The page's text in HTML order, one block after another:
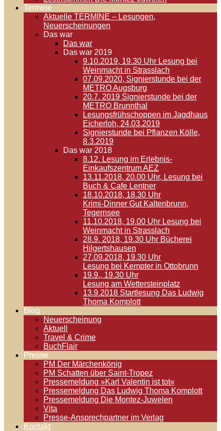
Termine
Aktuelle TERMINE – Lesungen,
Neuerscheinungen
Das war
Das war
Das war 2019
9.10.2019, 19.30 Uhr Lesung bei
Weinmacht in Strasslach
07.09.2020, Signierstunde bei der
METRO Augsburg
20.7. 2019 Signierstunde bei der
METRO Brunnthal
Lesungsfrühschoppen im Jagdhaus
Eicherloh, 24.03.2019
Signierstunde bei Pflanzen Kölle,
8.3.2019
Das war 2018
8.12. Lesung im Erlebnis-
Einkaufszentrum AEZ
13.11.2018, 20.00 Uhr, Lesung bei
Buch & Cafe Lentner
18.10.2018, 18.30 Uhr
Krimi-Dinner Gut Kaltenbrunn,
Tegernsee
11.10.2018, 19.00 Uhr Lesung bei
Weinmacht in Strasslach
28.9. 2018, 19.30 Uhr Bücherei
Hilgertshausen
27.09.2018, 19.30 Uhr
Lesung bei Kempter in Ottobrunn
19.9., 19.30 Uhr
Lesung am Wettersteinplatz
13.9.2018 Startlesung Das Ludwig
Thoma Komplott
Blog
Neuerscheinung
Aktuell
Travel & Crime
BuchFlair
Presse
PM Der Märchenkönig
PM Schatten über Saint-Tropez
Pressemeldung »Karl Valentin ist tot«
Pressemeldung Das Ludwig Thoma Komplott
Pressemeldung Die Montez-Juwelen
Vita
Presse-Ansprechpartner im Verlag
Kontakt